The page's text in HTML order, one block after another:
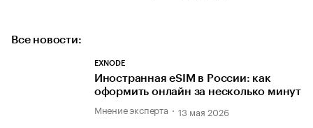
Все новости:
EXNODE
Иностранная eSIM в России: как
оформить онлайн за несколько минут
Мнение эксперта 13 мая 2026